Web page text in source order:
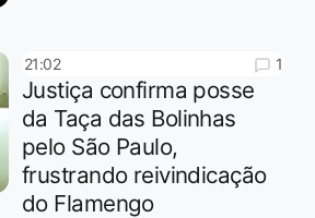
21:02 1
Justiça confirma posse
da Taça das Bolinhas
pelo São Paulo,
frustrando reivindicação
do Flamengo